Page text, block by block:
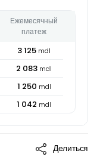
Ежемесячный
платеж
3 125 mdl
2 083 mdl
1 250 mdl
1 042 mdl
Делиться